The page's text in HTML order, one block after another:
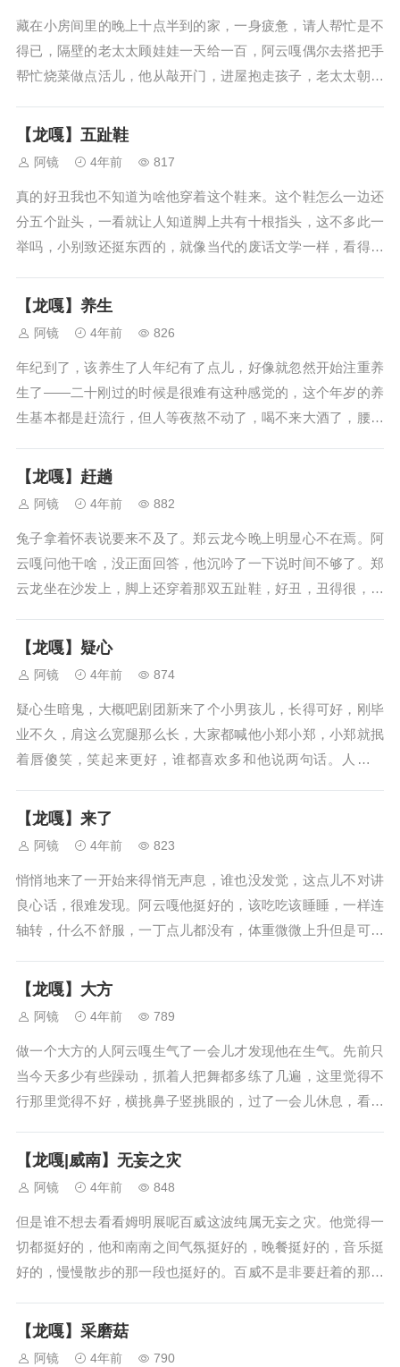
藏在小房间里的晚上十点半到的家，一身疲惫，请人帮忙是不
得已，隔壁的老太太顾娃娃一天给一百，阿云嘎偶尔去搭把手
帮忙烧菜做点活儿，他从敲开门，进屋抱走孩子，老太太朝他
嘎怀里抱着孩子还是尽量合十，弯腰抿唇笑，开口倒谢，他太
【龙嘎】五趾鞋
阿镜 4年前 817
真的好丑我也不知道为啥他穿着这个鞋来。这个鞋怎么一边还
分五个趾头，一看就让人知道脚上共有十根指头，这不多此一
举吗，小别致还挺东西的，就像当代的废话文学一样，看得我
上这个鞋，这应该吗？不应该啊！正常人都想像不出来这么好
【龙嘎】养生
阿镜 4年前 826
年纪到了，该养生了人年纪有了点儿，好像就忽然开始注重养
生了——二十刚过的时候是很难有这种感觉的，这个年岁的养
生基本都是赶流行，但人等夜熬不动了，喝不来大酒了，腰腿
那个好运道无知无觉一蹬腿没了，要是没的过程一拖六十年，
【龙嘎】赶趟
阿镜 4年前 882
兔子拿着怀表说要来不及了。郑云龙今晚上明显心不在焉。阿
云嘎问他干啥，没正面回答，他沉吟了一下说时间不够了。郑
云龙坐在沙发上，脚上还穿着那双五趾鞋，好丑，丑得很，他
也穿，反正郑云龙就这样坐着，若有所思，阿云嘎凑过来问他
【龙嘎】疑心
阿镜 4年前 874
疑心生暗鬼，大概吧剧团新来了个小男孩儿，长得可好，刚毕
业不久，肩这么宽腿那么长，大家都喊他小郑小郑，小郑就抿
着唇傻笑，笑起来更好，谁都喜欢多和他说两句话。人也热
都有，就特别特别招人喜欢。年轻人总是要照顾的，郑云龙这
【龙嘎】来了
阿镜 4年前 823
悄悄地来了一开始来得悄无声息，谁也没发觉，这点儿不对讲
良心话，很难发现。阿云嘎他挺好的，该吃吃该睡睡，一样连
轴转，什么不舒服，一丁点儿都没有，体重微微上升但是可以
轻松松就张开来。但指定是有地方不对劲了，郑云龙能感觉到
【龙嘎】大方
阿镜 4年前 789
做一个大方的人阿云嘎生气了一会儿才发现他在生气。先前只
当今天多少有些躁动，抓着人把舞都多练了几遍，这里觉得不
行那里觉得不好，横挑鼻子竖挑眼的，过了一会儿休息，看见
有什么好生气的。阿云嘎想，拿起来他的奶茶嘬一口。这没什
【龙嘎|威南】无妄之灾
阿镜 4年前 848
但是谁不想去看看姆明展呢百威这波纯属无妄之灾。他觉得一
切都挺好的，他和南南之间气氛挺好的，晚餐挺好的，音乐挺
好的，慢慢散步的那一段也挺好的。百威不是非要赶着的那种
候他看着南南弯起眼睛抿着唇微笑，又觉得安宁下来。晚上百
【龙嘎】采磨菇
阿镜 4年前 790